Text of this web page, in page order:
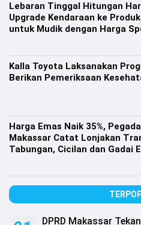
Olahraga
Opini
©
Lebaran Tinggal Hitungan
Upgrade Kendaraan ke
untuk Mudik dengan Harga
Kalla Toyota Laksanakan
Berikan Pemeriksaan
Harga Emas Naik 35%,
Makassar Catat Lonjakan
Tabungan, Cicilan dan Gadai
DPRD Makassar